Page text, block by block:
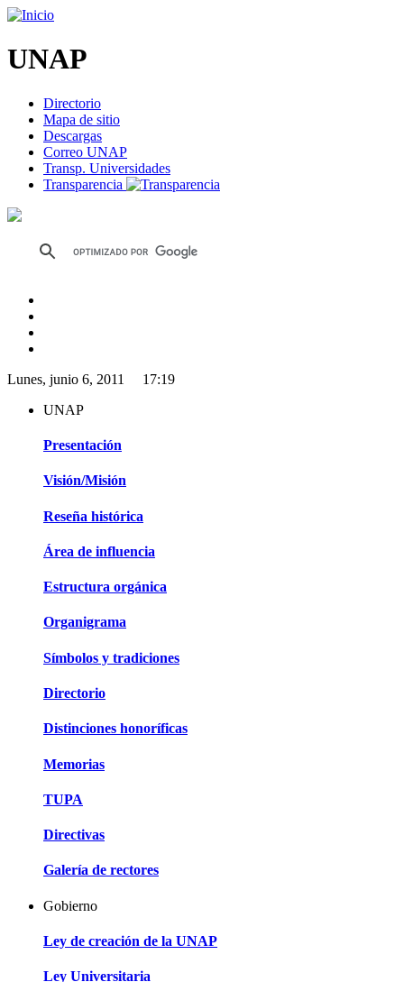
UNAP
Directorio
Mapa de sitio
Descargas
Correo UNAP
Transp. Universidades
Transparencia
Lunes, junio 6, 2011 17:19
UNAP
Presentación
Visión/Misión
Reseña histórica
Área de influencia
Estructura orgánica
Organigrama
Símbolos y tradiciones
Directorio
Distinciones honoríficas
Memorias
TUPA
Directivas
Galería de rectores
Gobierno
Ley de creación de la UNAP
Ley Universitaria